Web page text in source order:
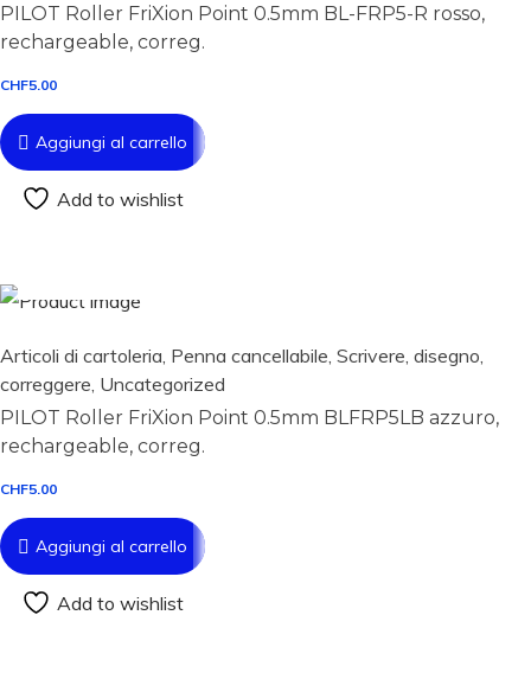
PILOT Roller FriXion Point 0.5mm BL-FRP5-R rosso,
rechargeable, correg.
CHF5.00
Aggiungi al carrello
Add to wishlist
Articoli di cartoleria Penna cancellabile Scrivere, disegno,
correggere Uncategorized
PILOT Roller FriXion Point 0.5mm BLFRP5LB azzuro,
rechargeable, correg.
CHF5.00
Aggiungi al carrello
Add to wishlist